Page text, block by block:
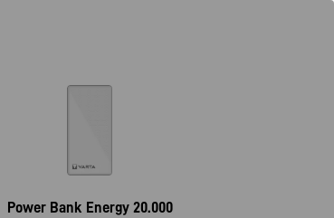
Power Bank Energy 20.000